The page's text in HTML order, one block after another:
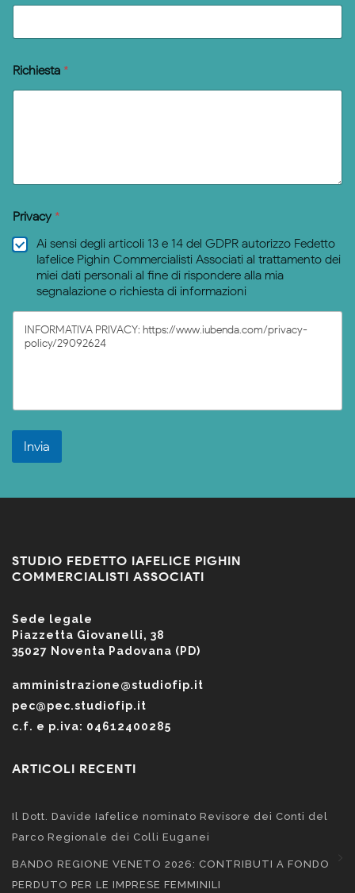
Richiesta *
Privacy *
Ai sensi degli articoli 13 e 14 del GDPR autorizzo Fedetto
Iafelice Pighin Commercialisti Associati al trattamento dei
miei dati personali al fine di rispondere alla mia
segnalazione o richiesta di informazioni
INFORMATIVA PRIVACY: https://www.iubenda.com/privacy-
policy/29092624
Invia
STUDIO FEDETTO IAFELICE PIGHIN
COMMERCIALISTI ASSOCIATI
Sede legale
Piazzetta Giovanelli, 38
35027 Noventa Padovana (PD)
amministrazione@studiofip.it
pec@pec.studiofip.it
c.f. e p.iva: 04612400285
ARTICOLI RECENTI
Il Dott. Davide Iafelice nominato Revisore dei Conti del
Parco Regionale dei Colli Euganei
BANDO REGIONE VENETO 2026: CONTRIBUTI A FONDO
PERDUTO PER LE IMPRESE FEMMINILI